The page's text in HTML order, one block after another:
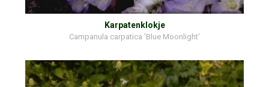
Karpatenklokje
Campanula carpatica 'Blue Moonlight'